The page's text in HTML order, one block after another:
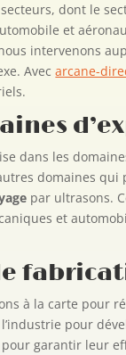
dont le
et
intervenons
Avecarcane-
dans les
domaines
par ultrasons.
et
à la carte pour
pour
garantir leur